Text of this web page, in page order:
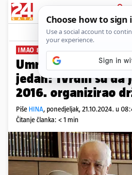
PRIJAVA
News
IMAO 83 GODINE
Umro Erdoganov
jedan: Tvrdili su da
2016. organizirao
Piše HINA, ponedjeljak, 21.10.2024. u
Čitanje članka: < 1 min